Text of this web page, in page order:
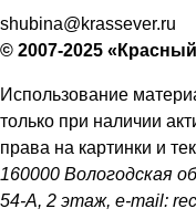
shubina@krassever.ru
© 2007-2025
Использование
только при наличии
права на картинки и
160000 Вологодская
54-А, 2 этаж, e-mail: